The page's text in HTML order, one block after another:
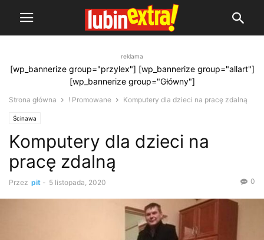
reklama
[wp_bannerize group="przylex"] [wp_bannerize group="allart"]
[wp_bannerize group="Główny"]
Strona główna ! Promowane Komputery dla dzieci na pracę zdalną
Ścinawa
Komputery dla dzieci na
pracę zdalną
Przez pit - 5 listopada, 2020 0